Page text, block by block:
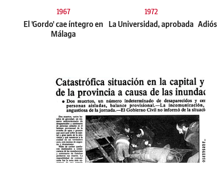
1967
El 'Gordo' cae íntegro en
Málaga
1972
La Universidad, aprobada Adiós